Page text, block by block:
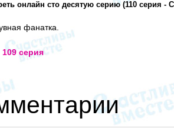
онлайн сто десятую серию (110 серия -
фанатка.
серия